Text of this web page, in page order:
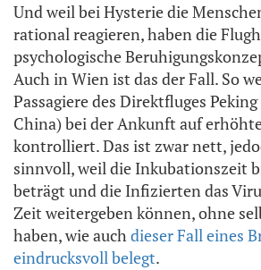
Und weil bei Hysterie die
rational reagieren, haben die
psychologische
Auch in Wien ist das der Fall. So
Passagiere des Direktfluges
China) bei der Ankunft auf
kontrolliert. Das ist zwar nett,
sinnvoll, weil die Inkubationszeit
beträgt und die Infizierten das
Zeit weitergeben können, ohne
haben, wie auchdieser Fall eines
eindrucksvoll belegt.